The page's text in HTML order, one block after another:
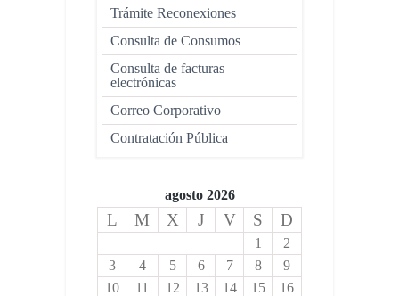
Trámite Reconexiones
Consulta de Consumos
Consulta de facturas
electrónicas
Correo Corporativo
Contratación Pública
agosto 2026
L M X J V S D
1
2
3
4 5 6 7 8
9
10
11 12 13 14 15
16